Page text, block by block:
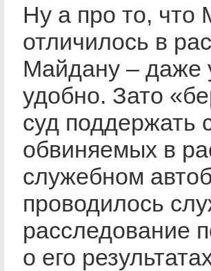
Ну а про то, что
отличилось в
Майдану – даже
удобно. Зато
суд поддержать
обвиняемых в
служебном
проводилось
расследование
о его